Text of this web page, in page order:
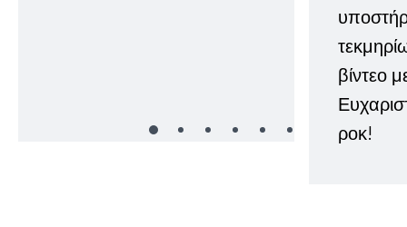
βίντεο
ροκ!